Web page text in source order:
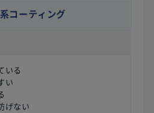
コーティング
いる
い
げない